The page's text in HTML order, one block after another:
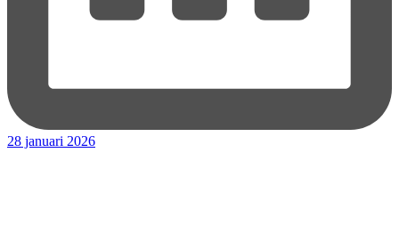
28 januari 2026